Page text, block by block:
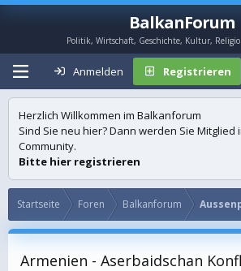
BalkanForum
Politik, Wirtschaft, Geschichte, Kultur,
Anmelden Registrieren
Herzlich Willkommen im Balkanforum
Sind Sie neu hier? Dann werden Sie Mitglied
Community.
Bitte hier registrieren
Startseite Foren Balkanforum
Armenien - Aserbaidschan